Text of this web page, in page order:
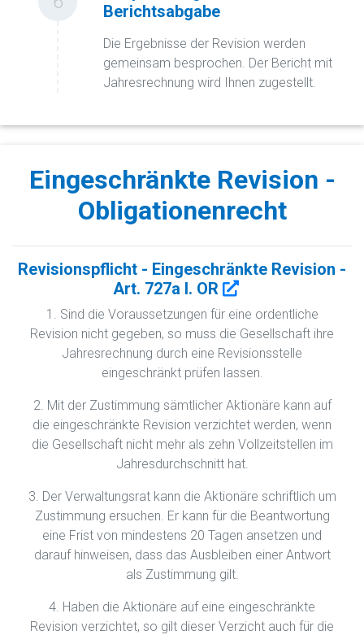
Berichtsabgabe
Die Ergebnisse der Revision werden
gemeinsam besprochen. Der Bericht mit
Jahresrechnung wird Ihnen zugestellt.
Eingeschränkte Revision -
Obligationenrecht
Revisionspflicht - Eingeschränkte Revision -
Art. 727a I. OR
1. Sind die Voraussetzungen für eine ordentliche
Revision nicht gegeben, so muss die Gesellschaft ihre
Jahresrechnung durch eine Revisionsstelle
eingeschränkt prüfen lassen.
2. Mit der Zustimmung sämtlicher Aktionäre kann auf
die eingeschränkte Revision verzichtet werden, wenn
die Gesellschaft nicht mehr als zehn Vollzeitstellen im
Jahresdurchschnitt hat.
3. Der Verwaltungsrat kann die Aktionäre schriftlich um
Zustimmung ersuchen. Er kann für die Beantwortung
eine Frist von mindestens 20 Tagen ansetzen und
darauf hinweisen, dass das Ausbleiben einer Antwort
als Zustimmung gilt.
4. Haben die Aktionäre auf eine eingeschränkte
Revision verzichtet, so gilt dieser Verzicht auch für die